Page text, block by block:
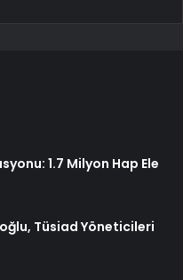
1.7 Milyon Hap Ele
Tüsiad Yöneticileri